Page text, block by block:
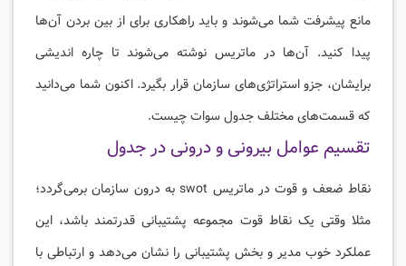
مانع پیشرفت شما می‌شوند و باید راهکاری برای از بین بردن آن‌ها
پیدا کنید. آن‌ها در ماتریس نوشته می‌شوند تا چاره اندیشی
برایشان، جزو استراتژی‌های سازمان قرار بگیرد. اکنون شما می‌دانید
که قسمت‌های مختلف جدول سوات چیست.
تقسیم عوامل بیرونی و درونی در جدول
نقاط ضعف و قوت در ماتریس swot به درون سازمان برمی‌گردد؛
مثلا وقتی یک نقاط قوت مجموعه پشتیبانی قدرتمند باشد، این
عملکرد خوب مدیر و بخش پشتیبانی را نشان می‌دهد و ارتباطی با